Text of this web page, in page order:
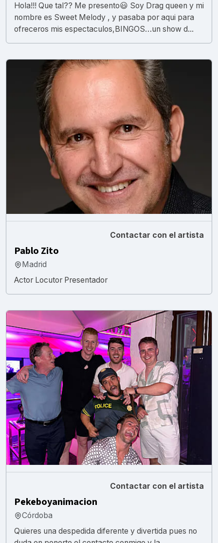
Hola!!! Que tal?? Me presento😃 Soy Drag queen y mi
nombre es Sweet Melody , y pasaba por aqui para
ofreceros mis espectaculos,BINGOS…un show d...
Contactar con el artista
Pablo Zito
Madrid
Actor Locutor Presentador
Contactar con el artista
Pekeboyanimacion
Córdoba
Quieres una despedida diferente y divertida pues no